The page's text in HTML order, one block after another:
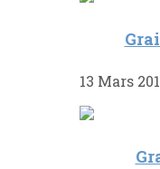
13 Mars